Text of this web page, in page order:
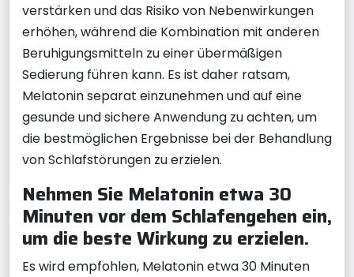
verstärken und das Risiko von Nebenwirkungen
erhöhen, während die Kombination mit anderen
Beruhigungsmitteln zu einer übermäßigen
Sedierung führen kann. Es ist daher ratsam,
Melatonin separat einzunehmen und auf eine
gesunde und sichere Anwendung zu achten, um
die bestmöglichen Ergebnisse bei der Behandlung
von Schlafstörungen zu erzielen.
Nehmen Sie Melatonin etwa 30
Minuten vor dem Schlafengehen ein,
um die beste Wirkung zu erzielen.
Es wird empfohlen, Melatonin etwa 30 Minuten